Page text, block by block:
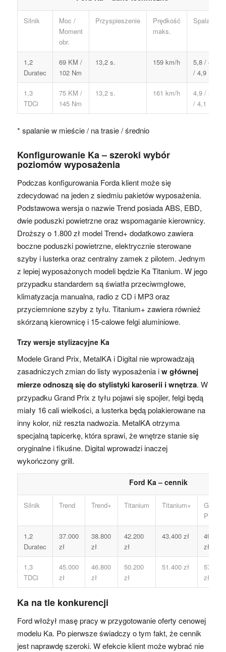
Silnik
Moc /
Moment
obr.
Przyspieszenie
Prędkość
maks.
Spalanie*
1,2
Duratec
69 KM /
102 Nm
13,2 s. 159 km/h
5,8 / 4,4
/ 4,9
1,3
TDCi
75 KM /
145 Nm
13,2 s. 161 km/h
4,9 / 3,7
/ 4,1
* spalanie w mieście / na trasie / średnio
Konfigurowanie Ka – szeroki wybór
poziomów wyposażenia
Podczas konfigurowania Forda klient może się
zdecydować na jeden z siedmiu pakietów wyposażenia.
Podstawowa wersja o nazwie Trend posiada ABS, EBD,
dwie poduszki powietrzne oraz wspomaganie kierownicy.
Droższy o 1.800 zł model Trend+ dodatkowo zawiera
boczne poduszki powietrzne, elektrycznie sterowane
szyby i lusterka oraz centralny zamek z pilotem. Jednym
z lepiej wyposażonych modeli będzie Ka Titanium. W jego
przypadku standardem są światła przeciwmgłowe,
klimatyzacja manualna, radio z CD i MP3 oraz
przyciemnione szyby z tyłu. Titanium+ zawiera również
skórzaną kierownicę i 15-calowe felgi aluminiowe.
Trzy wersje stylizacyjne Ka
Modele Grand Prix, MetalKA i Digital nie wprowadzają
zasadniczych zmian do listy wyposażenia iw głównej
mierze odnoszą się do stylistyki karoserii i wnętrza. W
przypadku Grand Prix z tyłu pojawi się spojler, felgi będą
miały 16 cali wielkości, a lusterka będą polakierowane na
inny kolor, niż reszta nadwozia. MetalKA otrzyma
specjalną tapicerkę, która sprawi, że wnętrze stanie się
oryginalne i fikuśne. Digital wprowadzi inaczej
wykończony grill.
Ford Ka – cennik
Silnik Trend Trend+ Titanium Titanium+
Grand
Prix
1,2
Duratec
37.000
zł
38.800
zł
42.200
zł
43.400 zł
49.500
zł
1,3
TDCi
45.000
zł
46.800
zł
50.200
zł
51.400 zł
57.500
zł
Ka na tle konkurencji
Ford włożył masę pracy w przygotowanie oferty cenowej
modelu Ka. Po pierwsze świadczy o tym fakt, że cennik
jest naprawdę szeroki. W efekcie klient może wybrać nie